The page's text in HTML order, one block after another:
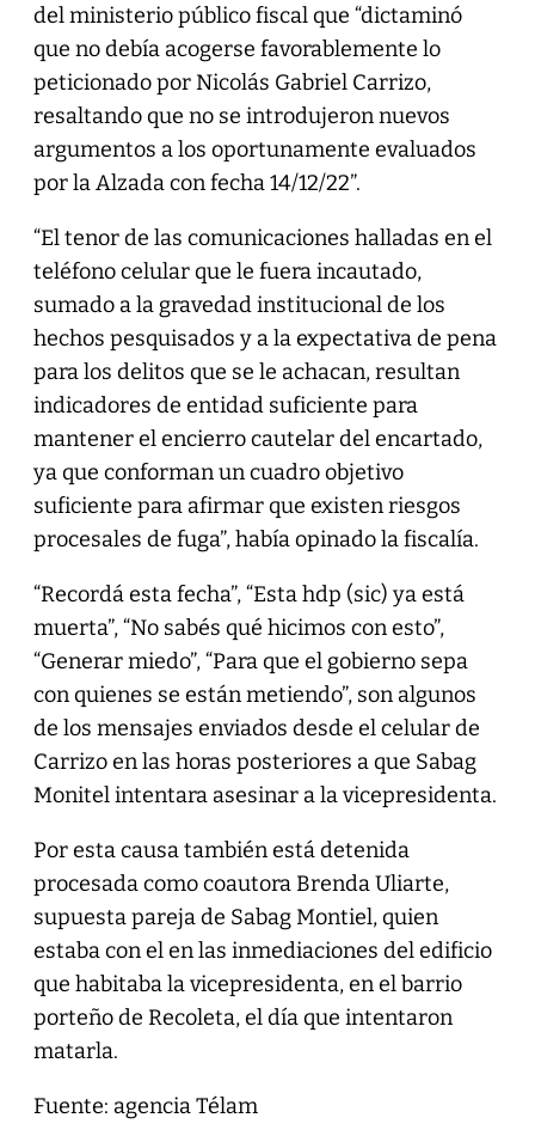
del ministerio público fiscal que “dictaminó
que no debía acogerse favorablemente lo
peticionado por Nicolás Gabriel Carrizo,
resaltando que no se introdujeron nuevos
argumentos a los oportunamente evaluados
por la Alzada con fecha 14/12/22”.
“El tenor de las comunicaciones halladas en el
teléfono celular que le fuera incautado,
sumado a la gravedad institucional de los
hechos pesquisados y a la expectativa de pena
para los delitos que se le achacan, resultan
indicadores de entidad suficiente para
mantener el encierro cautelar del encartado,
ya que conforman un cuadro objetivo
suficiente para afirmar que existen riesgos
procesales de fuga”, había opinado la fiscalía.
“Recordá esta fecha”, “Esta hdp (sic) ya está
muerta”, “No sabés qué hicimos con esto”,
“Generar miedo”, “Para que el gobierno sepa
con quienes se están metiendo”, son algunos
de los mensajes enviados desde el celular de
Carrizo en las horas posteriores a que Sabag
Monitel intentara asesinar a la vicepresidenta.
Por esta causa también está detenida
procesada como coautora Brenda Uliarte,
supuesta pareja de Sabag Montiel, quien
estaba con el en las inmediaciones del edificio
que habitaba la vicepresidenta, en el barrio
porteño de Recoleta, el día que intentaron
matarla.
Fuente: agencia Télam